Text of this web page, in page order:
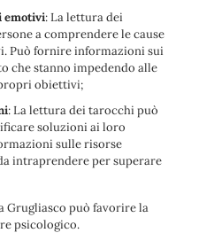
emotivi: La lettura dei
a comprendere le cause
Può fornire informazioni sui
che stanno impedendo alle
obiettivi;
: La lettura dei tarocchi può
soluzioni ai loro
sulle risorse
intraprendere per superare
Grugliasco può favorire la
psicologico.